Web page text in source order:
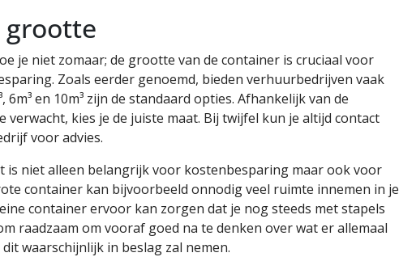
grootte
je niet zomaar; de grootte van de container is cruciaal voor
Zoals eerder genoemd, bieden verhuurbedrijven vaak
6m³ en 10m³ zijn de standaard opties. Afhankelijk van de
verwacht, kies je de juiste maat. Bij twijfel kun je altijd contact
voor advies.
is niet alleen belangrijk voor kostenbesparing maar ook voor
container kan bijvoorbeeld onnodig veel ruimte innemen in je
container ervoor kan zorgen dat je nog steeds met stapels
raadzaam om vooraf goed na te denken over wat er allemaal
waarschijnlijk in beslag zal nemen.